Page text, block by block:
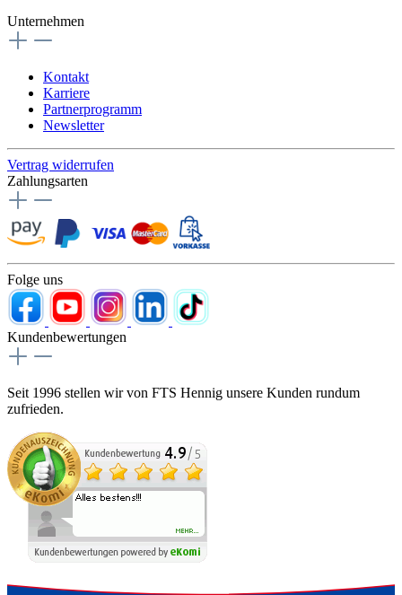
Unternehmen
Kontakt
Karriere
Partnerprogramm
Newsletter
Vertrag widerrufen
Zahlungsarten
Folge uns
Kundenbewertungen
Seit 1996 stellen wir von FTS Hennig unsere Kunden rundum
zufrieden.